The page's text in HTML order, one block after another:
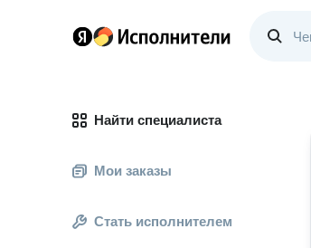
Найти специалиста
Мои заказы
Стать исполнителем